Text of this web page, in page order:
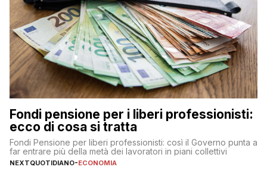
Fondi pensione per i liberi professionisti:
ecco di cosa si tratta
Fondi Pensione per liberi professionisti: così il Governo punta a
far entrare più della metà dei lavoratori in piani collettivi
NEXTQUOTIDIANO-ECONOMIA